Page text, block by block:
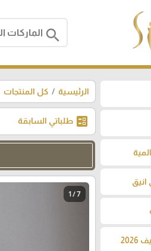
search
الرئيسية كل المنتجات
ballot طلباتي السابقة
1 / 7